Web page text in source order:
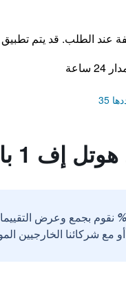
عند الطلب. قد يتم
ساعة
35
أوين - مارش ٔو بوسيز
نقوم بجمع وعرض